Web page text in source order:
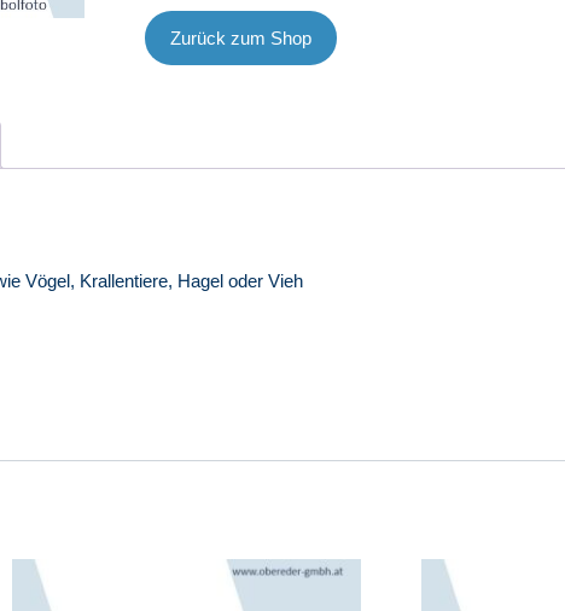
Zurück zum Shop
Vögel, Krallentiere, Hagel oder Vieh